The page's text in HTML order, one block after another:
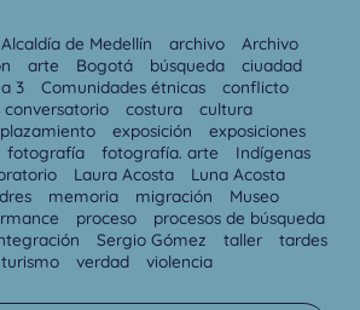
Alcaldía de Medellín archivo
Archivo
arte Bogotá búsqueda
ciuadad
3 Comunidades étnicas
conflicto
conversatorio costura
cultura
exposición
exposiciones
fotografía fotografía. arte
Indígenas
Laura Acosta
Luna Acosta
memoria migración
Museo
proceso
procesos de búsqueda
Sergio Gómez taller
tardes
turismo verdad violencia